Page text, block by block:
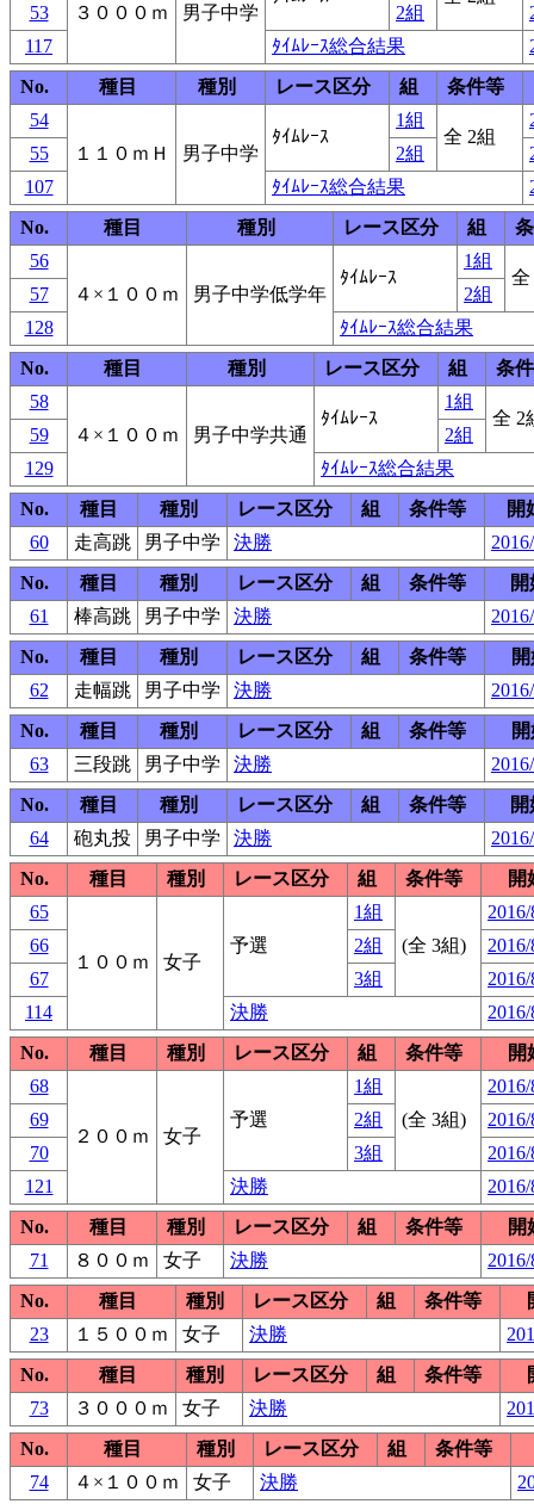
３０００ｍ 男子中学
53
2組
117
ﾀｲﾑﾚｰｽ総合結果
No.
種目 種別 レース区分 組
条件等
54
１１０ｍＨ
男子中学
ﾀｲﾑﾚｰｽ
1組
全 2組
55
2組
107
ﾀｲﾑﾚｰｽ総合結果
No.
種目 種別 レース区分 組
56
４×１００ｍ
男子中学低学年
ﾀｲﾑﾚｰｽ
1組
全
57
2組
128
ﾀｲﾑﾚｰｽ総合結果
No.
種目 種別 レース区分 組
条
58
４×１００ｍ
男子中学共通
ﾀｲﾑﾚｰｽ
1組
全 2
59
2組
129
ﾀｲﾑﾚｰｽ総合結果
No.
種目 種別 レース区分 組 条件等
開
60
走高跳 男子中学 決勝
No.
種目 種別 レース区分 組 条件等
61
棒高跳 男子中学 決勝
No.
種目 種別 レース区分 組 条件等
62
走幅跳 男子中学 決勝
No.
種目 種別 レース区分 組 条件等
63
三段跳 男子中学 決勝
No.
種目 種別 レース区分 組 条件等
64
砲丸投 男子中学 決勝
No.
種目 種別 レース区分 組 条件等
開
65
１００ｍ 女子
予選
1組
(全 3組)
66
2組
67
3組
114
決勝
No.
種目 種別 レース区分 組 条件等
開
68
２００ｍ 女子
予選
1組
(全 3組)
69
2組
70
3組
121
決勝
No.
種目 種別 レース区分 組 条件等
開
71
８００ｍ 女子 決勝
No.
種目 種別 レース区分 組 条件等
23
１５００ｍ 女子 決勝
No.
種目 種別 レース区分 組 条件等
73
３０００ｍ 女子 決勝
No.
種目 種別 レース区分 組
条件等
74
４×１００ｍ 女子 決勝